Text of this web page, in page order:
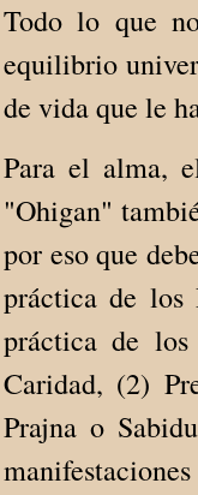
Todo lo que
equilibrio
de vida que le
Para el alma,
"Ohigan"
por eso que
práctica de los
práctica de los
Caridad, (2)
Prajna o